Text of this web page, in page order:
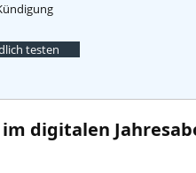
testen
digitalen